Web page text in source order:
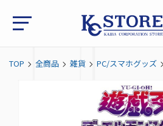
TOP 全商品 雑貨 PC/スマホグッズ